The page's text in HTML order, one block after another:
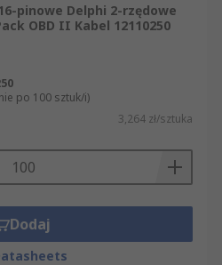
się w
układów
i pojazdy specjalistyczne
osobowych i
jednośladowe,
i użytkowe,
pinowe Delphi 2-rzędowe
OBD II Kabel 12110250
po 100 sztuk/i)
3,264 zł/sztuka
Dodaj